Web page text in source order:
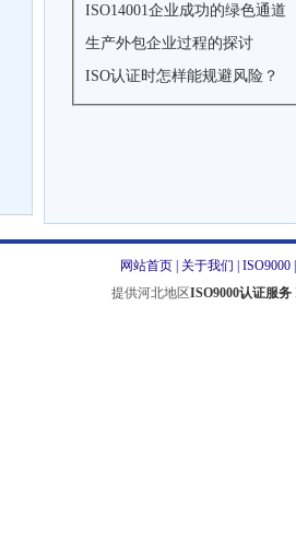
ISO14001企业成功的绿色通道
生产外包企业过程的探讨
ISO认证时怎样能规避风险？
网站首页| 关于我们 ISO9000
提供河北地区ISO9000认证服务